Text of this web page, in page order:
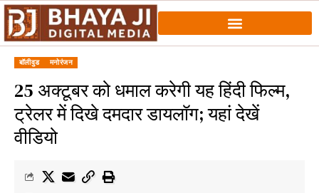
बॉलीवुड मनोरंजन
25 अक्टूबर को धमाल करेगी यह हिंदी फिल्म,
ट्रेलर में दिखे दमदार डायलॉग; यहां देखें
वीडियो